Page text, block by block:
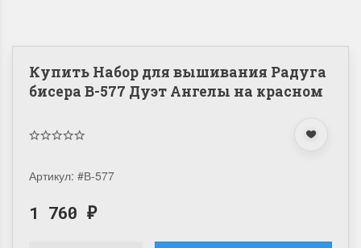
Купить Набор для вышивания Радуга
бисера В-577 Дуэт Ангелы на красном
Артикул: #В-577
1 760 ₽